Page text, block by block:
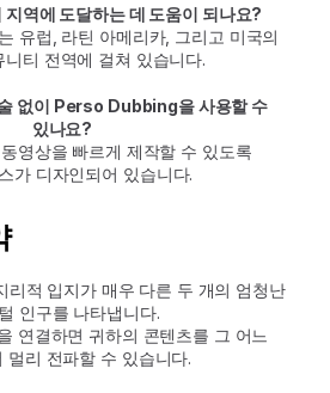
지역에 도달하는 데 도움이 되나요?
유럽, 라틴 아메리카, 그리고 미국의
니티 전역에 걸쳐 있습니다.
없이 Perso Dubbing을 사용할 수
있나요?
영상을 빠르게 제작할 수 있도록
가 디자인되어 있습니다.
리적 입지가 매우 다른 두 개의 엄청난
인구를 나타냅니다.
연결하면 귀하의 콘텐츠를 그 어느
멀리 전파할 수 있습니다.